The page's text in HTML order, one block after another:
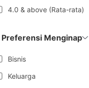
4.0 & above (Rata-rata)
Preferensi Menginap
Bisnis
Keluarga